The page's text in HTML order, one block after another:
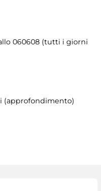
060608 (tutti i giorni
(approfondimento)